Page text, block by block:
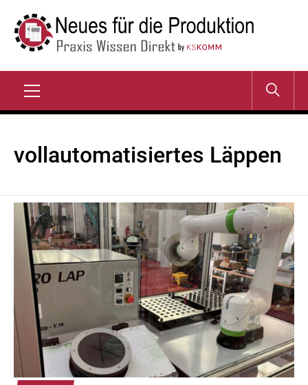
Inhalt
springen
NEUES FÜR DIE
PRODUKTION
vollautomatisiertes Läppen